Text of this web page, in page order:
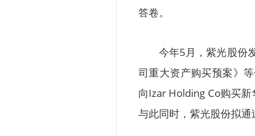
答卷。
今年5月，紫光股份
司重大资产购买预案》
向Izar Holding Co购买
与此同时，紫光股份拟通